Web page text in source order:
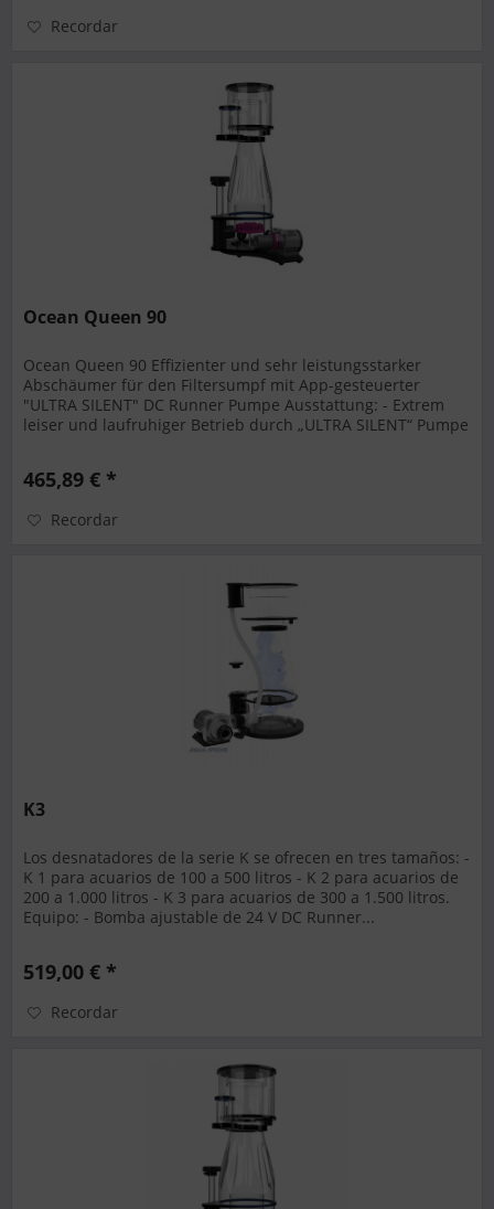
Recordar
Ocean Queen 90
Ocean Queen 90 Effizienter und sehr leistungsstarker
Abschäumer für den Filtersumpf mit App-gesteuerter
"ULTRA SILENT" DC Runner Pumpe Ausstattung: - Extrem
leiser und laufruhiger Betrieb durch „ULTRA SILENT“ Pumpe
465,89 € *
Recordar
K3
Los desnatadores de la serie K se ofrecen en tres tamaños: -
K 1 para acuarios de 100 a 500 litros - K 2 para acuarios de
200 a 1.000 litros - K 3 para acuarios de 300 a 1.500 litros.
Equipo: - Bomba ajustable de 24 V DC Runner...
519,00 € *
Recordar